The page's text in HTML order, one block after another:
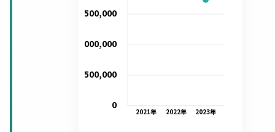
2021年 2022年 2023年
0
500,000
1,000,000
1,500,000